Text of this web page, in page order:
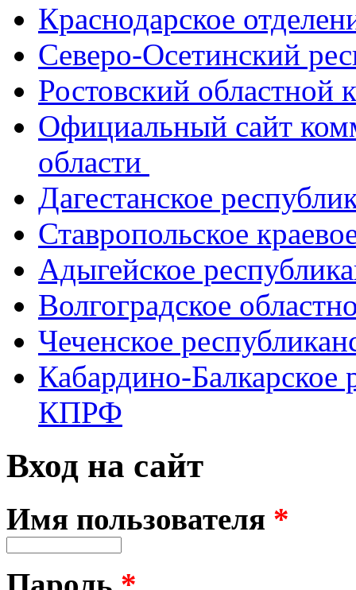
Краснодарское
Северо-Осетинский
Ростовский
Официальный сайт
области
Дагестанское
Ставропольское
Адыгейское
Волгоградское
Чеченское
Кабардино-Балкарское
КПРФ
Вход на сайт
Имя пользователя *